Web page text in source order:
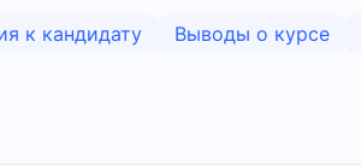
к кандидату Выводы о курсе